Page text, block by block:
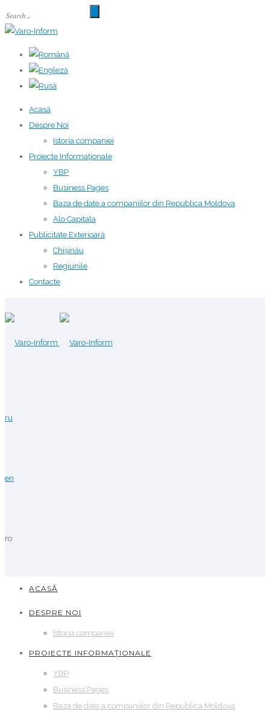
Acasă
Despre Noi
Istoria companiei
Proiecte Informaționale
YBP
Business Pages
Baza de date a companiilor din Republica Moldova
Alo Capitala
Publicitate Exterioară
Chișinău
Regiunile
Contacte
ru
en
ro
ACASĂ
DESPRE NOI
Istoria companiei
PROIECTE INFORMAȚIONALE
YBP
Business Pages
Baza de date a companiilor din Republica Moldova